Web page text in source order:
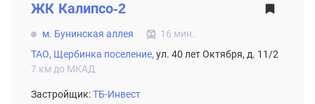
ЖК Калипсо-2
м. Бунинская аллея
16 мин.
ТАО, Щербинка поселение, ул. 40 лет Октября, д. 11/2
7 км до МКАД
Застройщик:ТБ-Инвест